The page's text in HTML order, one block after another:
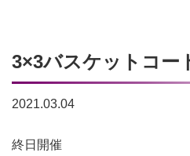
3×3バスケットコ
2021.03.04
3×3
終日開催